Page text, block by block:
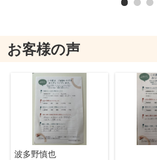
お客様の声
波多野慎也